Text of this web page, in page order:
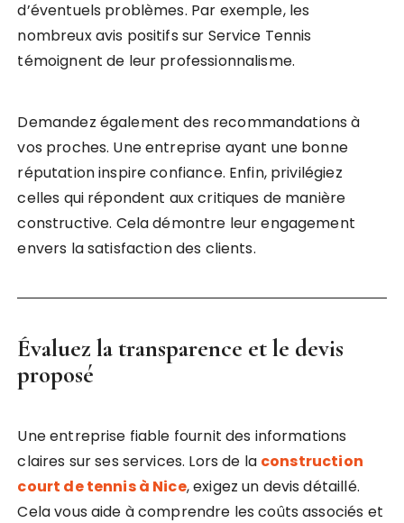
d’éventuels problèmes. Par exemple, les
nombreux avis positifs sur Service Tennis
témoignent de leur professionnalisme.
Demandez également des recommandations à
vos proches. Une entreprise ayant une bonne
réputation inspire confiance. Enfin, privilégiez
celles qui répondent aux critiques de manière
constructive. Cela démontre leur engagement
envers la satisfaction des clients.
Évaluez la transparence et le devis
proposé
Une entreprise fiable fournit des informations
claires sur ses services. Lors de la construction
court de tennis à Nice, exigez un devis détaillé.
Cela vous aide à comprendre les coûts associés et